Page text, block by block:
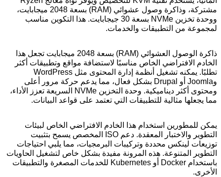
مشتركة، وذاكرة وصول عشوائي (RAM) بسعة 2048 ميجابايت،
ووحدة تخزين NVMe بسعة 30 جيجابايت. هذا التكوين مناسب
لمجموعة من التطبيقات والخدمات.
ذاكرة الوصول العشوائي (RAM) بسعة 2048 ميجابايت تجعل هذا
الخادم الافتراضي الخاص مناسبًا لاستضافة مواقع وتطبيقات أكثر
تطلبًا. يمكنه تشغيل أنظمة إدارة المحتوى مثل WordPress
وJoomla أو Drupal بشكل فعال، مما يدعم حركة مرور أعلى
ومحتوى أكثر ديناميكية. وحدة التخزين NVMe السريعة تعزز الأداء،
مما يجعلها مثالية للتطبيقات التي تعتمد على قواعد البيانات.
يمكن للمطورين استخدام هذا الخادم الافتراضي الخاص لبيئات
التطوير والاختبار المعقدة. دعم ISO المخصص يسمح بتثبيت
توزيعات لينكس محددة وتركيبات البرمجيات، مما يلبي احتياجات
التطوير المتنوعة. هذه المرونة مفيدة بشكل خاص لتشغيل الحاويات
باستخدام Docker أو Kubernetes للخدمات المصغرة والتطبيقات
الأخرى.